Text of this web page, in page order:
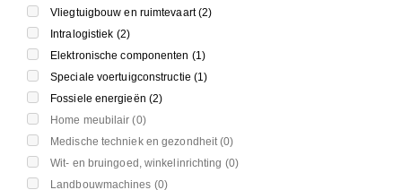
Vliegtuigbouw en ruimtevaart (2)
Intralogistiek (2)
Elektronische componenten (1 )
Speciale voertuigconstructie (1)
Fossiele energieën (2)
Home meubilair (0)
Medische techniek en gezondheit (0)
Wit- en bruingoed, winkelinrichting (0)
Landbouwmachines (0)